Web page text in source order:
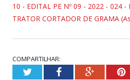
10 - EDITAL PE Nº 09 - 2022 - 024 -
TRATOR CORTADOR DE GRAMA
COMPARTILHAR:
TwitterFacebookGoogle+